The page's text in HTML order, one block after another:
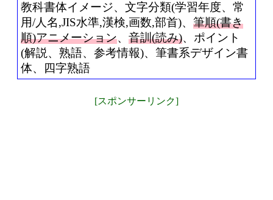
教科書体イメージ、文字分類(学習年度、常
用/人名,JIS水準,漢検,画数,部首)、 筆順(書き
順)アニメーション、 音訓(読み)、ポイント
(解説、熟語、参考情報)、筆書系デザイン書
体、四字熟語
[スポンサーリンク]